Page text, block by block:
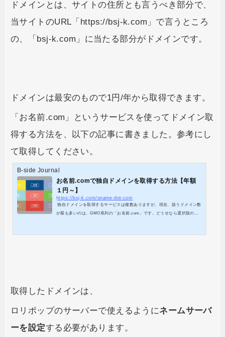
ドメインとは、サイトの住所とも言うべき部分で、
当サイトのURL「https://bsj-k.com」で言うところ
の、「bsj-k.com」に当たる部分がドメインです。
ドメインは最安のもので1円/年から取得できます。
「お名前.com」というサービスを使ってドメイン取
得する方法を、以下の記事に書きました。参考にし
て取得してください。
B-side Journal
お名前.comで独自ドメインを取得する方法【年額
１円～】
https://bsj-k.com/oname-dot-com
独自ドメインを取得するサービスは複数ありますが、現在、扱うドメイン数
が最も多いのは、GMO系列の「お名前.com」です。どうせなら選択肢の多
取得したドメインは、
ロリポップのサーバーで使えるようにネームサーバ
ーを設定する必要があります。